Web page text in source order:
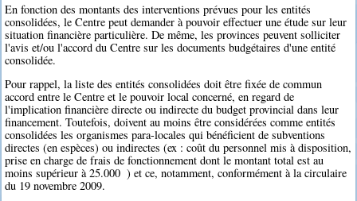
En fonction des montants des interventions prévues pour les entités
consolidées, le Centre peut demander à pouvoir effectuer une étude sur leur
situation financière particulière. De même, les provinces peuvent solliciter
l'avis et/ou l'accord du Centre sur les documents budgétaires d'une entité
consolidée.
Pour rappel, la liste des entités consolidées doit être fixée de commun
accord entre le Centre et le pouvoir local concerné, en regard de
l'implication financière directe ou indirecte du budget provincial dans leur
financement. Toutefois, doivent au moins être considérées comme entités
consolidées les organismes para-locales qui bénéficient de subventions
directes (en espèces) ou indirectes (ex : coût du personnel mis à disposition,
prise en charge de frais de fonctionnement dont le montant total est au
moins supérieur à 25.000  ) et ce, notamment, conformément à la circulaire
du 19 novembre 2009.